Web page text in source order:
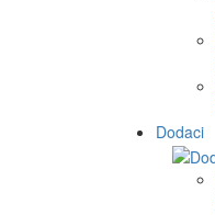
Dodaci